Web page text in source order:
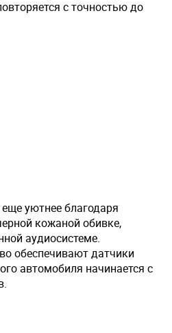
с точностью до
уютнее благодаря
кожаной обивке,
аудиосистеме.
обеспечивают датчики
автомобиля начинается с